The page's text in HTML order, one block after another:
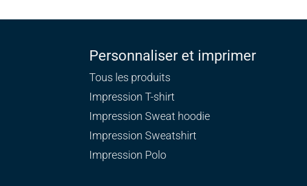
Personnaliser et imprimer
Tous les produits
Impression T-shirt
Impression Sweat hoodie
Impression Sweatshirt
Impression Polo